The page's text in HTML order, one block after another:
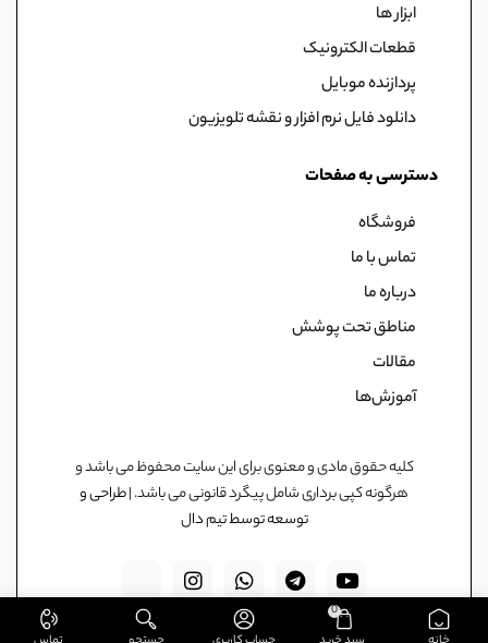
ابزار ها
قطعات الکترونیک
پردازنده موبایل
دانلود فایل نرم افزار و نقشه تلویزیون
دسترسی به صفحات
فروشگاه
تماس با ما
درباره ما
مناطق تحت پوشش
مقالات
آموزش‌ها
کلیه حقوق مادی و معنوی برای این سایت محفوظ می باشد و
هرگونه کپی برداری شامل پیگرد قانونی می باشد. |طراحی و
توسعه توسط تیم دال
0